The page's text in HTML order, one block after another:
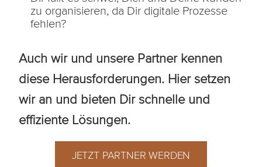
zu organisieren, da Dir digitale Prozesse
fehlen?
Auch wir und unsere Partner kennen
diese Herausforderungen. Hier setzen
wir an und bieten Dir schnelle und
effiziente Lösungen.
JETZT PARTNER WERDEN